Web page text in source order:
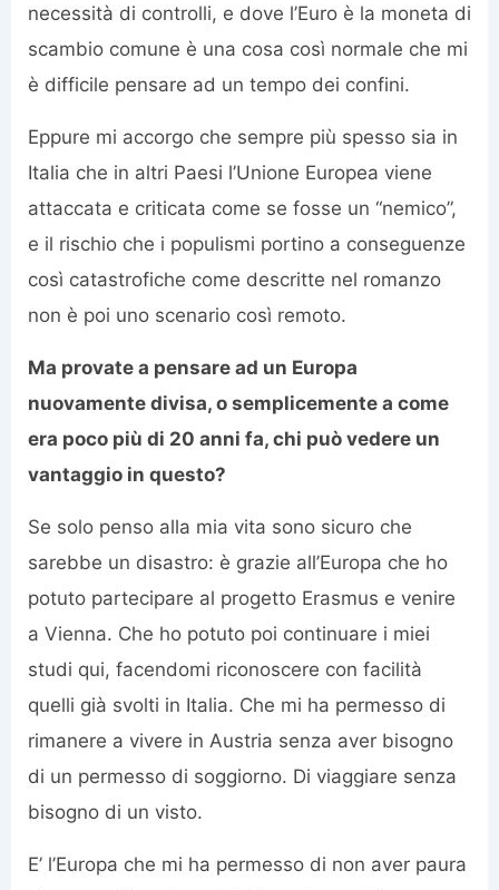
necessità di controlli, e dove l’Euro è la moneta di
scambio comune è una cosa così normale che mi
è difficile pensare ad un tempo dei confini.
Eppure mi accorgo che sempre più spesso sia in
Italia che in altri Paesi l’Unione Europea viene
attaccata e criticata come se fosse un “nemico”,
e il rischio che i populismi portino a conseguenze
così catastrofiche come descritte nel romanzo
non è poi uno scenario così remoto.
Ma provate a pensare ad un Europa
nuovamente divisa, o semplicemente a come
era poco più di 20 anni fa, chi può vedere un
vantaggio in questo?
Se solo penso alla mia vita sono sicuro che
sarebbe un disastro: è grazie all’Europa che ho
potuto partecipare al progetto Erasmus e venire
a Vienna. Che ho potuto poi continuare i miei
studi qui, facendomi riconoscere con facilità
quelli già svolti in Italia. Che mi ha permesso di
rimanere a vivere in Austria senza aver bisogno
di un permesso di soggiorno. Di viaggiare senza
bisogno di un visto.
E’ l’Europa che mi ha permesso di non aver paura